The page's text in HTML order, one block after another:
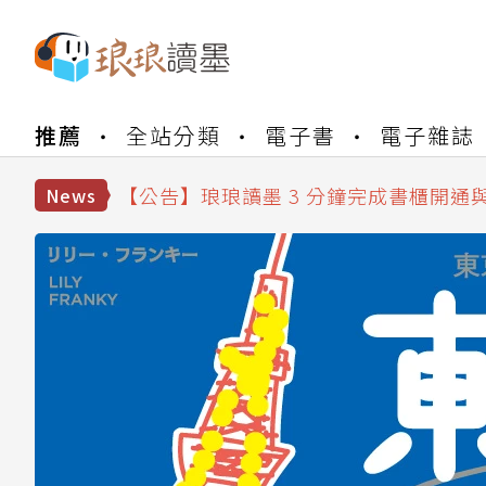
推薦 全站分類 電子書 電子雜誌
News
【公告】琅琅讀墨數位閱讀資產合併與
【公告】琅琅讀墨 3 分鐘完成書櫃開
【公告】琅琅讀墨數位閱讀資產合併與